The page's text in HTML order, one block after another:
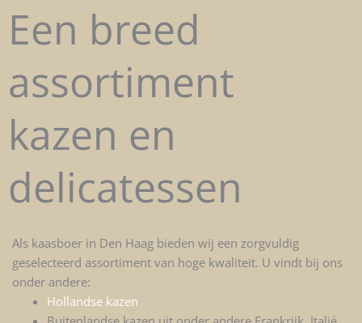
Een breed
assortiment
kazen en
delicatessen
Als kaasboer in Den Haag bieden wij een zorgvuldig
geselecteerd assortiment van hoge kwaliteit. U vindt bij ons
onder andere:
Hollandse kazen